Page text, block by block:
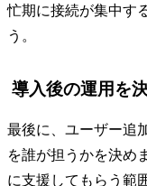
忙期に接続が集中す
う。
導入後の運用を
最後に、ユーザー追
を誰が担うかを決め
に支援してもらう範